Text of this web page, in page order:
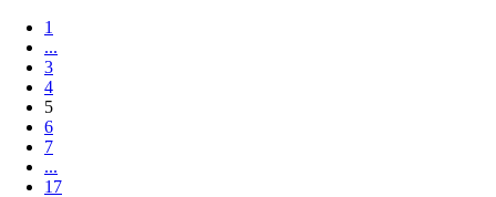
1
...
3
4
5
6
7
...
17